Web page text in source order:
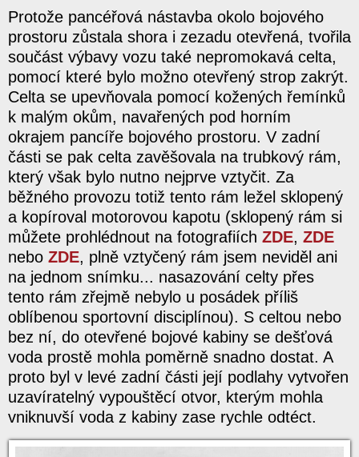
Protože pancéřová nástavba okolo bojového
prostoru zůstala shora i zezadu otevřená, tvořila
součást výbavy vozu také nepromokavá celta,
pomocí které bylo možno otevřený strop zakrýt.
Celta se upevňovala pomocí kožených řemínků
k malým okům, navařených pod horním
okrajem pancíře bojového prostoru. V zadní
části se pak celta zavěšovala na trubkový rám,
který však bylo nutno nejprve vztyčit. Za
běžného provozu totiž tento rám ležel sklopený
a kopíroval motorovou kapotu (sklopený rám si
můžete prohlédnout na fotografiích ZDE, ZDE
nebo ZDE, plně vztyčený rám jsem neviděl ani
na jednom snímku... nasazování celty přes
tento rám zřejmě nebylo u posádek příliš
oblíbenou sportovní disciplínou). S celtou nebo
bez ní, do otevřené bojové kabiny se dešťová
voda prostě mohla poměrně snadno dostat. A
proto byl v levé zadní části její podlahy vytvořen
uzavíratelný vypouštěcí otvor, kterým mohla
vniknuvší voda z kabiny zase rychle odtéct.